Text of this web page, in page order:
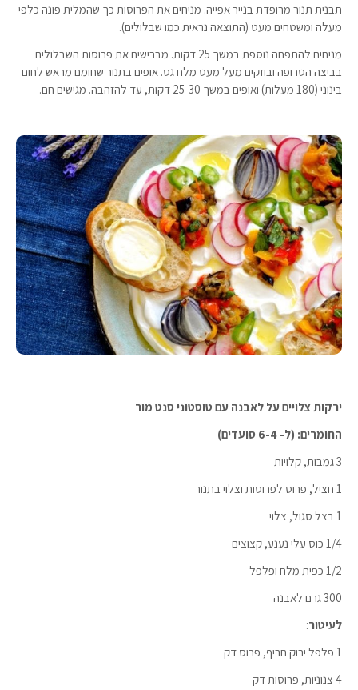
תבנית תנור מרופדת בנייר אפייה. מניחים את הפרוסות כך שהמלית פונה כלפי
מעלה ומשטחים מעט (התוצאה נראית כמו שבלולים).
מניחים להתפחה נוספת במשך 25 דקות. מברישים את פרוסות השבלולים
בביצה הטרופה ובוזקים מעל מעט מלח גס. אופים בתנור שחומם מראש לחום
בינוני (180 מעלות) ואופים במשך 25-30 דקות, עד להזהבה. מגישים חם.
ירקות צלויים על לאבנה עם טוסטוני סנט מור
החומרים: (ל- 6-4 סועדים)
3 גמבות, קלויות
1 חציל, פרוס לפרוסות וצלוי בתנור
1 בצל סגול, צלוי
1/4 כוס עלי נענע, קצוצים
1/2 כפית מלח ופלפל
300 גרם לאבנה
לעיטור:
1 פלפל ירוק חריף, פרוס דק
4 צנוניות, פרוסות דק